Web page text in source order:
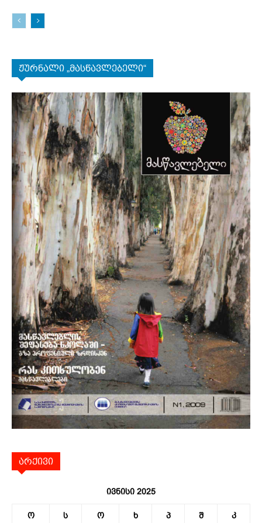
ჟურნალი „მასწავლებელი“
არქივი
ივნისი 2025
ო ს ო ხ პ შ კ